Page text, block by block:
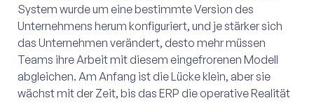
System wurde um eine bestimmte Version des
Unternehmens herum konfiguriert, und je stärker sich
das Unternehmen verändert, desto mehr müssen
Teams ihre Arbeit mit diesem eingefrorenen Modell
abgleichen. Am Anfang ist die Lücke klein, aber sie
wächst mit der Zeit, bis das ERP die operative Realität